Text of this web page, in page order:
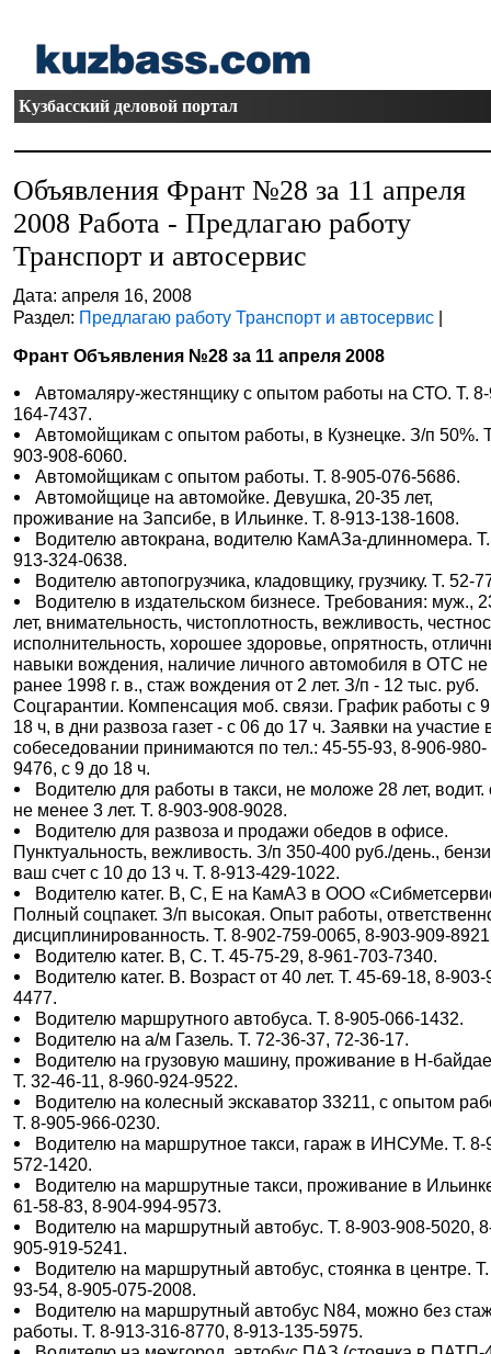
Кузбасский деловой портал
Объявления Франт №28 за 11 апреля
2008 Работа - Предлагаю работу
Транспорт и автосервис
Дата: апреля 16, 2008
Раздел: Предлагаю работу Транспорт и автосервис |
Франт Объявления №28 за 11 апреля 2008
Автомаляру-жестянщику с опытом работы на СТО. Т.
164-7437.
Автомойщикам с опытом работы, в Кузнецке. З/п 50%.
903-908-6060.
Автомойщикам с опытом работы. Т. 8-905-076-5686.
Автомойщице на автомойке. Девушка, 20-35 лет,
проживание на Запсибе, в Ильинке. Т. 8-913-138-1608.
Водителю автокрана, водителю КамАЗа-длинномера.
913-324-0638.
Водителю автопогрузчика, кладовщику, грузчику. Т. 52-
Водителю в издательском бизнесе. Требования: муж.,
лет, внимательность, чистоплотность, вежливость,
исполнительность, хорошее здоровье, опрятность,
навыки вождения, наличие личного автомобиля в ОТС не
ранее 1998 г. в., стаж вождения от 2 лет. З/п - 12 тыс. руб.
Соцгарантии. Компенсация моб. связи. График работы с
18 ч, в дни развоза газет - с 06 до 17 ч. Заявки на участие
собеседовании принимаются по тел.: 45-55-93, 8-906-980-
9476, с 9 до 18 ч.
Водителю для работы в такси, не моложе 28 лет, водит.
не менее 3 лет. Т. 8-903-908-9028.
Водителю для развоза и продажи обедов в офисе.
Пунктуальность, вежливость. З/п 350-400 руб./день.,
ваш счет с 10 до 13 ч. Т. 8-913-429-1022.
Водителю катег. В, С, Е на КамАЗ в ООО
Полный соцпакет. З/п высокая. Опыт работы,
дисциплинированность. Т. 8-902-759-0065, 8-903-909-
Водителю катег. В, С. Т. 45-75-29, 8-961-703-7340.
Водителю катег. В. Возраст от 40 лет. Т. 45-69-18, 8-
4477.
Водителю маршрутного автобуса. Т. 8-905-066-1432.
Водителю на а/м Газель. Т. 72-36-37, 72-36-17.
Водителю на грузовую машину, проживание в Н-
Т. 32-46-11, 8-960-924-9522.
Водителю на колесный экскаватор 33211, с опытом
Т. 8-905-966-0230.
Водителю на маршрутное такси, гараж в ИНСУМе. Т. 8-
572-1420.
Водителю на маршрутные такси, проживание в
61-58-83, 8-904-994-9573.
Водителю на маршрутный автобус. Т. 8-903-908-5020,
905-919-5241.
Водителю на маршрутный автобус, стоянка в центре.
93-54, 8-905-075-2008.
Водителю на маршрутный автобус N84, можно без
работы. Т. 8-913-316-8770, 8-913-135-5975.